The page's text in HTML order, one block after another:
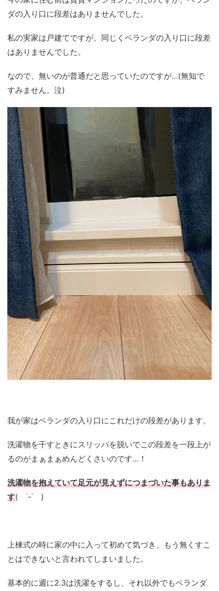
ダの入り口に段差はありませんでした。
私の実家は戸建てですが、同じくベランダの入り口に段差
はありませんでした。
なので、無いのが普通だと思っていたのですが…(無知で
すみません。泣)
我が家はベランダの入り口にこれだけの段差があります。
洗濯物を干すときにスリッパを脱いでこの段差を一段上が
るのがまぁまぁめんどくさいのです…！
洗濯物を抱えていて足元が見えずにつまづいた事もありま
す( ˙-˙ )
上棟式の時に家の中に入って初めて気づき、もう無くすこ
とはできないと言われてしまいました。
基本的に週に2.3は洗濯をするし、それ以外でもベランダ